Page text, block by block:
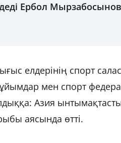
Ербол
елдерінің спорт
мен спорт
Азия ынтымақтастық
аясында өтті.